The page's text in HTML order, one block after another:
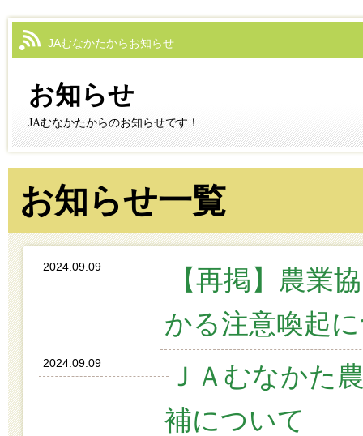
JAむなかたからお知らせ
お知らせ
JAむなかたからのお知らせです！
お知らせ一覧
2024.09.09
【再掲】農業
かる注意喚起
2024.09.09
ＪＡむなかた
補について